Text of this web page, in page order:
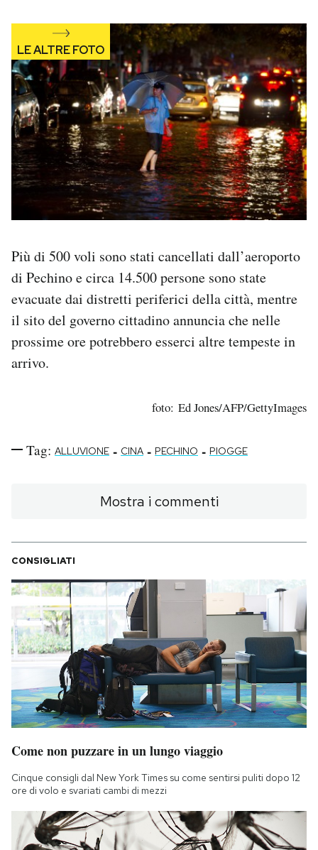
Più di 500 voli sono stati cancellati dall’aeroporto
di Pechino e circa 14.500 persone sono state
evacuate dai distretti periferici della città, mentre
il sito del governo cittadino annuncia che nelle
prossime ore potrebbero esserci altre tempeste in
arrivo.
foto: Ed Jones/AFP/GettyImages
Tag: ALLUVIONE - CINA - PECHINO - PIOGGE
Mostra i commenti
CONSIGLIATI
Come non puzzare in un lungo viaggio
Cinque consigli dal New York Times su come sentirsi puliti dopo 12
ore di volo e svariati cambi di mezzi